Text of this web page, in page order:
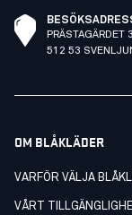
PRÄSTAGÄRDET 3
512 53
OM BLÅKLÄDER
VARFÖR VÄLJA
VÅRT